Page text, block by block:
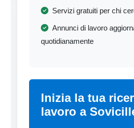
Servizi gratuiti per chi
Annunci di lavoro
quotidianamente
Inizia la tua
lavoro a